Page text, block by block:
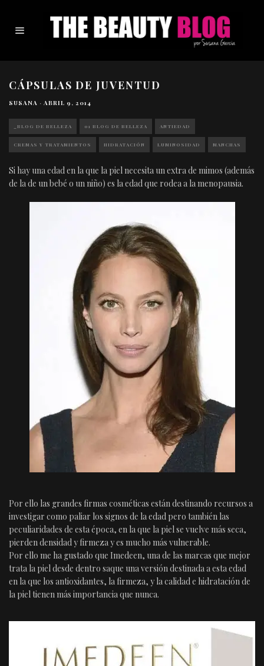
CÁPSULAS DE JUVENTUD
SUSANA · ABRIL 9, 2014
_BLOG DE BELLEZA 01 BLOG DE BELLEZA ANTIEDAD
CREMAS Y TRATAMIENTOS HIDRATACIÓN LUMINOSIDAD MANCHAS
Si hay una edad en la que la piel necesita un extra de mimos (además
de la de un bebé o un niño) es la edad que rodea a la menopausia.
Por ello las grandes firmas cosméticas están destinando recursos a
investigar como paliar los signos de la edad pero también las
peculiaridades de esta época, en la que la piel se vuelve más seca,
pierden densidad y firmeza y es mucho más vulnerable.
Por ello me ha gustado que Imedeen, una de las marcas que mejor
trata la piel desde dentro saque una versión destinada a esta edad
en la que los antioxidantes, la firmeza, y la calidad e hidratación de
la piel tienen más importancia que nunca.